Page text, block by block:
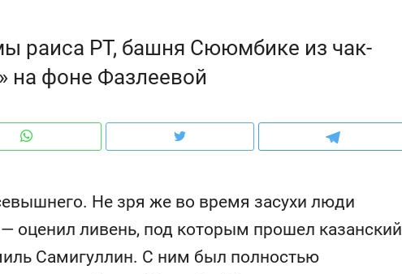
раиса РТ, башня Сююмбике из чак-
на фоне Фазлеевой
Не зря же во время засухи люди
оценил ливень, под которым прошел казанский
Самигуллин. С ним был полностью